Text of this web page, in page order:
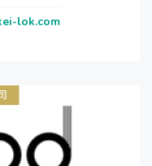
lok.com